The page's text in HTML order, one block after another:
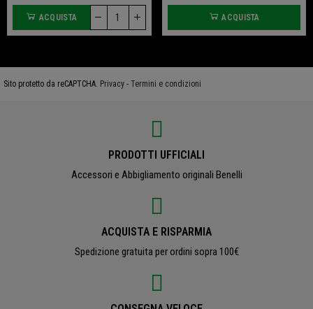
ACQUISTA ACQUISTA
Sito protetto da reCAPTCHA. Privacy - Termini e condizioni
PRODOTTI UFFICIALI
Accessori e Abbigliamento originali Benelli
ACQUISTA E RISPARMIA
Spedizione gratuita per ordini sopra 100€